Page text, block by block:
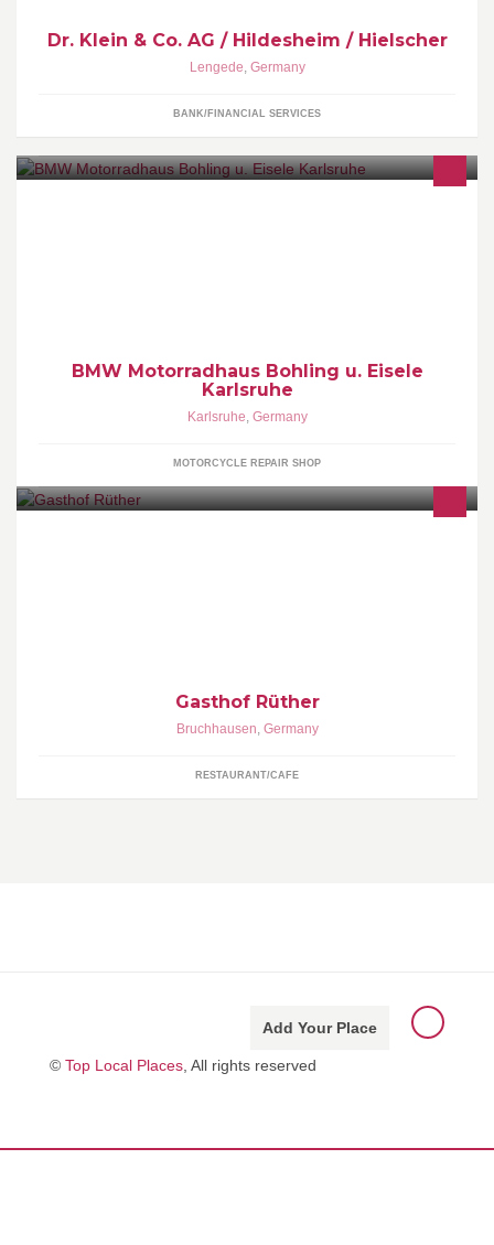
Dr. Klein & Co. AG / Hildesheim / Hielscher
Lengede, Germany
BANK/FINANCIAL SERVICES
BMW Motorradhaus Bohling u. Eisele
Karlsruhe
Karlsruhe, Germany
MOTORCYCLE REPAIR SHOP
Gasthof Rüther
Bruchhausen, Germany
RESTAURANT/CAFE
Add Your Place
© Top Local Places, All rights reserved